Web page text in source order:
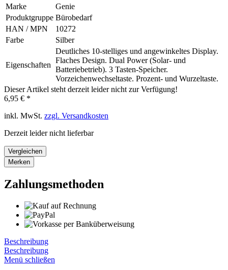
Marke
Genie
Produktgruppe Bürobedarf
HAN / MPN
10272
Farbe
Silber
Eigenschaften
Deutliches 10-stelliges und angewinkeltes Display.
Flaches Design. Dual Power (Solar- und
Batteriebetrieb). 3 Tasten-Speicher.
Vorzeichenwechseltaste. Prozent- und Wurzeltaste.
Dieser Artikel steht derzeit leider nicht zur Verfügung!
6,95 € *
inkl. MwSt. zzgl. Versandkosten
Derzeit leider nicht lieferbar
Vergleichen
Merken
Zahlungsmethoden
Beschreibung
Beschreibung
Menü schließen